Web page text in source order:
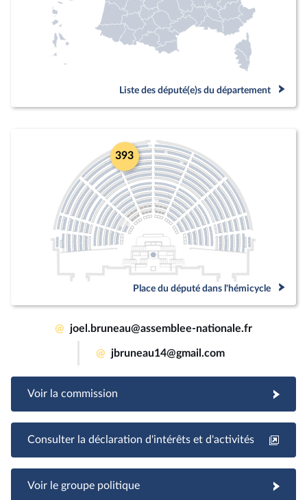
Liste des député(e)s du département
393
Place du député dans l'hémicycle
@ joel.bruneau@assemblee-nationale.fr
@ jbruneau14@gmail.com
Voir la commission
Consulter la déclaration d'intérêts et d'activités
Voir le groupe politique